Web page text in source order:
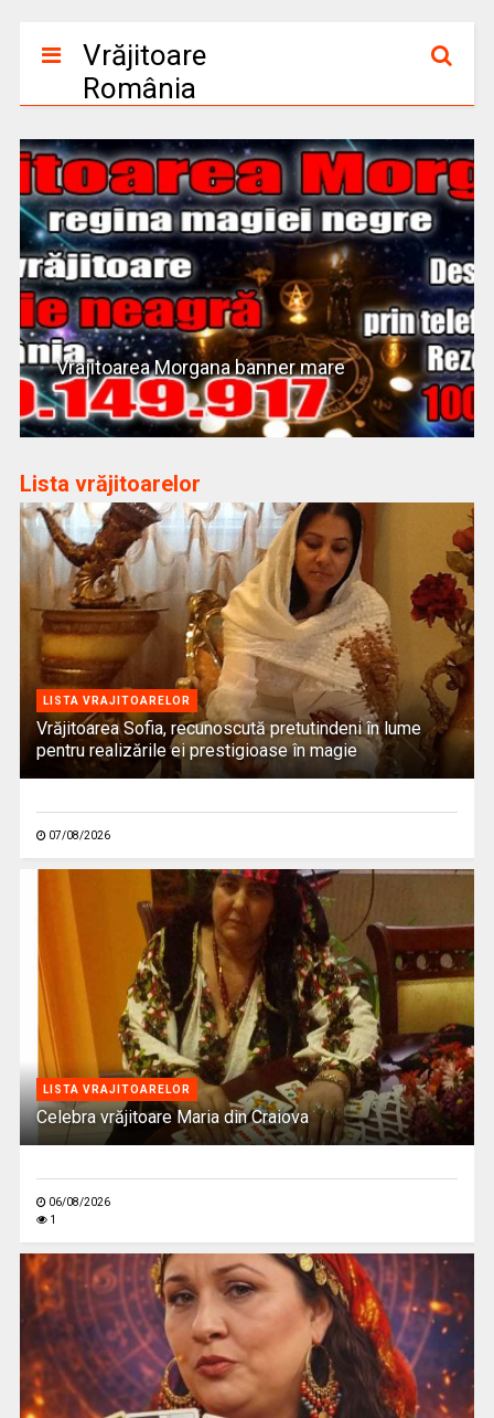
Vrăjitoare
România
Vrajitoarea Morgana banner mare
Lista vrăjitoarelor
LISTA VRAJITOARELOR
Vrăjitoarea Sofia, recunoscută pretutindeni în lume
pentru realizările ei prestigioase în magie
07/08/2026
LISTA VRAJITOARELOR
Celebra vrăjitoare Maria din Craiova
06/08/2026
1